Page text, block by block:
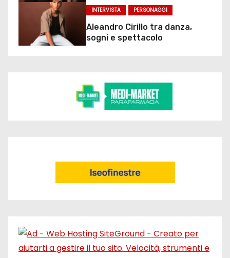
INTERVISTA PERSONAGGI
Aleandro Cirillo tra danza,
sogni e spettacolo